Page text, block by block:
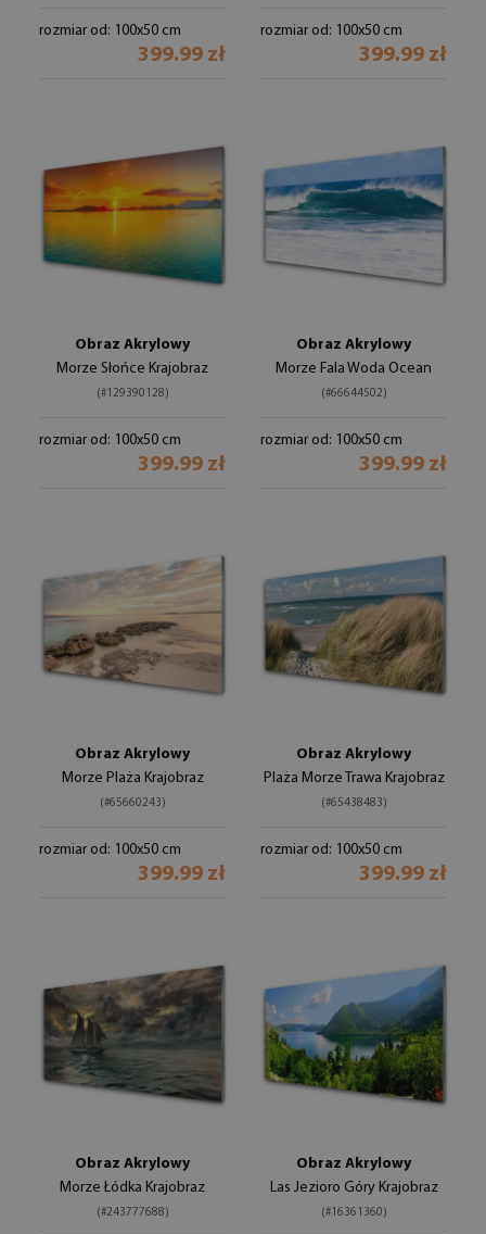
rozmiar od: 100x50 cm
399.99 zł
rozmiar od: 100x50 cm
399.99 zł
Obraz Akrylowy
Morze Słońce Krajobraz
(#129390128)
rozmiar od: 100x50 cm
399.99 zł
Obraz Akrylowy
Morze Fala Woda Ocean
(#66644502)
rozmiar od: 100x50 cm
399.99 zł
Obraz Akrylowy
Morze Plaża Krajobraz
(#65660243)
rozmiar od: 100x50 cm
399.99 zł
Obraz Akrylowy
Plaża Morze Trawa Krajobraz
(#65438483)
rozmiar od: 100x50 cm
399.99 zł
Obraz Akrylowy
Morze Łódka Krajobraz
(#243777688)
Obraz Akrylowy
Las Jezioro Góry Krajobraz
(#16361360)